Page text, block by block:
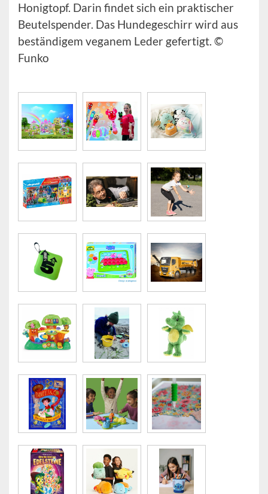
Honigtopf. Darin findet sich ein praktischer
Beutelspender. Das Hundegeschirr wird aus
beständigem veganem Leder gefertigt. ©
Funko